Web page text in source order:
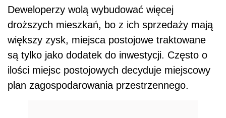
Deweloperzy wolą wybudować więcej
droższych mieszkań, bo z ich sprzedaży mają
większy zysk, miejsca postojowe traktowane
są tylko jako dodatek do inwestycji. Często o
ilości miejsc postojowych decyduje miejscowy
plan zagospodarowania przestrzennego.